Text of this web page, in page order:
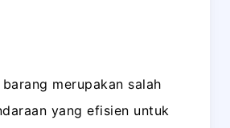
merupakan salah
yang efisien untuk